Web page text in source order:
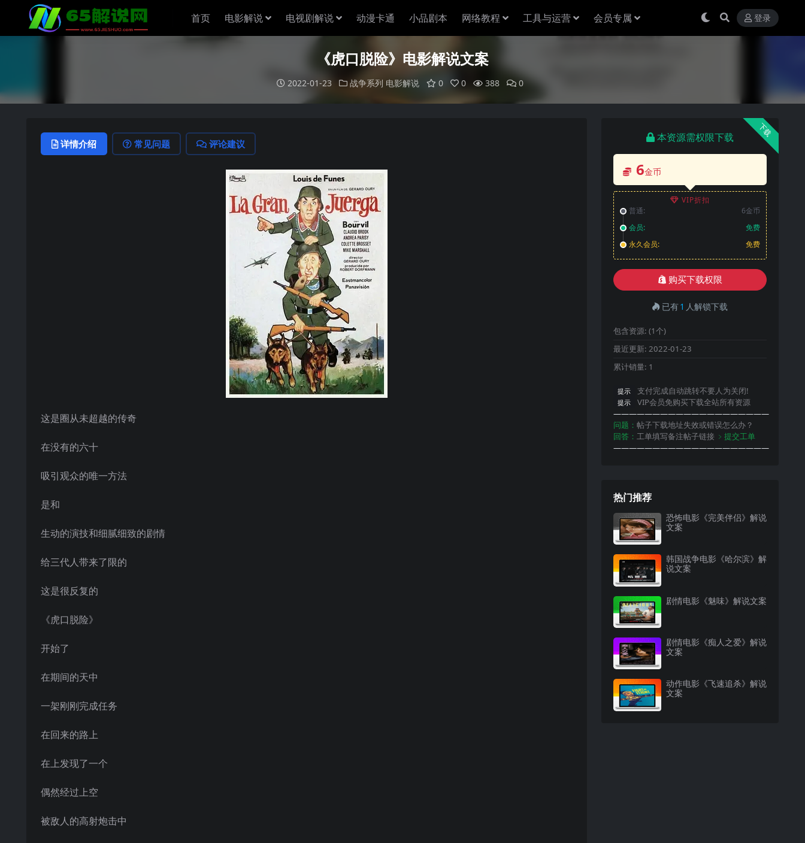
首页 电影解说 电视剧解说 动漫卡通 小品剧本 网络教程 工具与运营 会员专属 登录
《虎口脱险》电影解说文案
2022-01-23 战争系列 电影解说 0 0 388 0
详情介绍 常见问题 评论建议
这是圈从未超越的传奇
在没有的六十
吸引观众的唯一方法
是和
生动的演技和细腻细致的剧情
给三代人带来了限的
这是很反复的
《虎口脱险》
开始了
在期间的天中
一架刚刚完成任务
在回来的路上
在上发现了一个
偶然经过上空
被敌人的高射炮击中
下载
本资源需权限下载
6金币
VIP折扣
普通:
6金币
会员:
免费
永久会员:
免费
购买下载权限
已有1 人解锁下载
包含资源: (1个)
最近更新: 2022-01-23
累计销量: 1
提示 支付完成自动跳转不要人为关闭!
提示
VIP会员免购买下载全站所有资源
————————————————————
问题： 帖子下载地址失效或错误怎么办？
回答： 工单填写备注帖子链接 ﹥提交工单
————————————————————
热门推荐
恐怖电影《完美伴侣》解说
文案
韩国战争电影《哈尔滨》解
说文案
剧情电影《魅味》解说文案
剧情电影《痴人之爱》解说
文案
动作电影《飞速追杀》解说
文案